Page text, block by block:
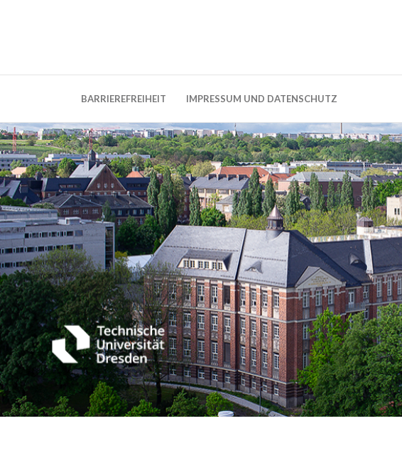
BARRIEREFREIHEIT IMPRESSUM UND DATENSCHUTZ